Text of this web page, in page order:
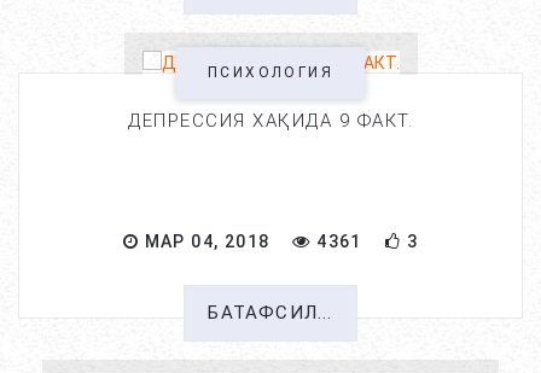
ПСИХОЛОГИЯ
ДЕПРЕССИЯ ХАҚИДА 9 ФАКТ.
МАР 04, 2018 4361 3
БАТАФСИЛ...